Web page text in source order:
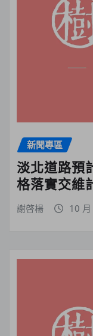
新聞專區
淡北道路預
格落實交維
謝啓楊 10